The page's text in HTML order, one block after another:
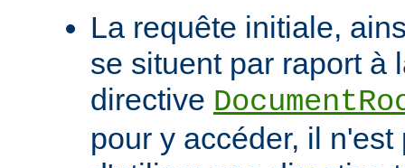
La requête initiale,
se situent par raport à
directive
pour y accéder, il